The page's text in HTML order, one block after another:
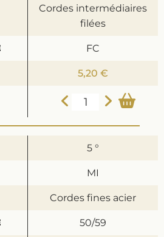
Cordes intermédiaires
filées
FC
5,20 €
5 °
MI
Cordes fines acier
50/59